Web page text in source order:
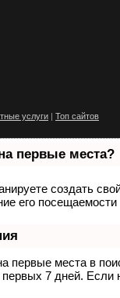
услуги | Топ сайтов
первые места?
создать
его
первые места в
7 дней. Если